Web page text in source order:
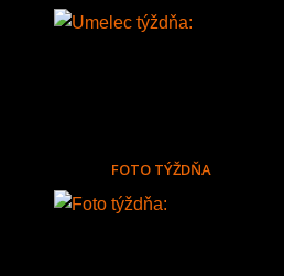
FOTO TÝŽDŇA